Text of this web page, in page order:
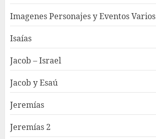
Imagenes Personajes y Eventos Varios
Isaías
Jacob – Israel
Jacob y Esaú
Jeremías
Jeremías 2